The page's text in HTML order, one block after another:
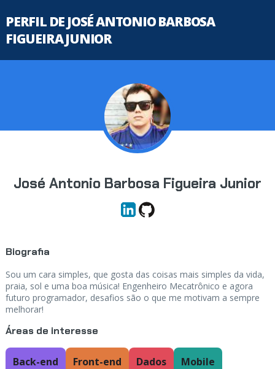
PERFIL DE JOSÉ ANTONIO BARBOSA
FIGUEIRA JUNIOR
José Antonio Barbosa Figueira Junior
Biografia
Sou um cara simples, que gosta das coisas mais simples da vida,
praia, sol e uma boa música! Engenheiro Mecatrônico e agora
futuro programador, desafios são o que me motivam a sempre
melhorar!
Áreas de interesse
Back-end Front-end Dados Mobile